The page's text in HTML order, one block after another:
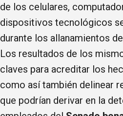
de los celulares,
dispositivos tecnológicos
durante los allanamientos
Los resultados de los
claves para acreditar los
como así también delinear
que podrían derivar en la